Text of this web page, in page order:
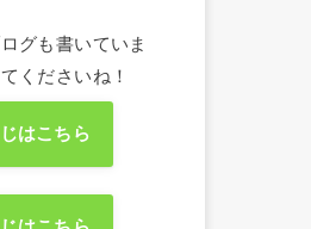
グも書いていま
くださいね！
はこちら